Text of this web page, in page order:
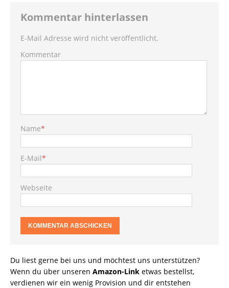
Kommentar hinterlassen
E-Mail Adresse wird nicht veröffentlicht.
Kommentar
Name*
E-Mail*
Webseite
Du liest gerne bei uns und möchtest uns unterstützen?
Wenn du über unseren Amazon-Link etwas bestellst,
verdienen wir ein wenig Provision und dir entstehen